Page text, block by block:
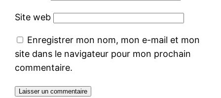
Site web
Enregistrer mon nom, mon e-mail et mon
site dans le navigateur pour mon prochain
commentaire.